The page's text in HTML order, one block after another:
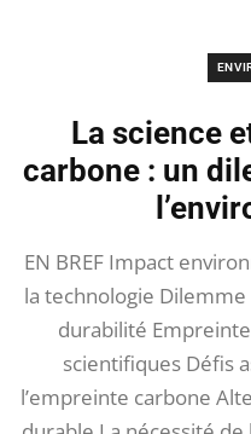
La science
carbone : un
EN BREF Impact
la technologie
durabilité
scientifiques Défis
l’empreinte carbone